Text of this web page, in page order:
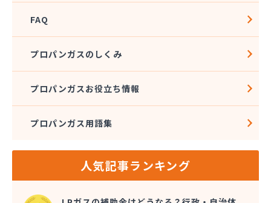
上浦ガス有限会社
上甲石油店
上松プロパン株式会社
新谷商店
西島石油
西日本石油瓦斯株式会社
大一ガス株式会社
大一ガス株式会社 東予営業所
大一ガス株式会社 南予営業所
大一ガス株式会社 四国中央営業所
大一ガス株式会社 宇和島営業所
FAQ
プロパンガスのしくみ
プロパンガスお役立ち情報
プロパンガス用語集
人気記事ランキング